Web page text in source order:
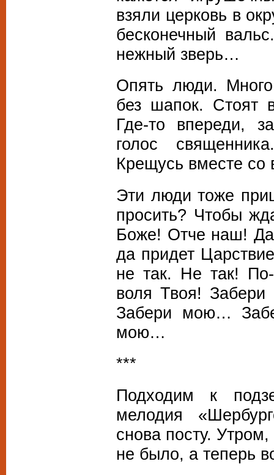
взяли церковь в
бесконечный
нежный зверь…
Опять люди.
без шапок. Стоят
Где-то впереди,
голос
Крещусь вместе
Эти люди тоже
просить? Чтобы
Боже! Отче наш! Да
да придет
не так. Не так!
воля Твоя!
Забери мою…
мою…
***
Подходим к
мелодия
снова посту.
не было, а теперь